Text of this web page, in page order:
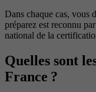
Dans chaque cas, vous
préparez est reconnu
national de la
Quelles sont
France ?